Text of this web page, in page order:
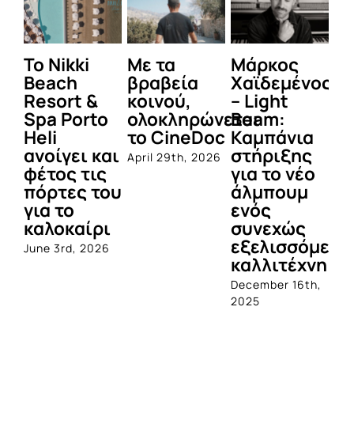
To Nikki
Beach
Resort &
Spa Porto
Heli
ανοίγει και
φέτος τις
πόρτες του
για το
καλοκαίρι
June 3rd, 2026
Με τα
βραβεία
κοινού,
ολοκληρώνεται
το CineDoc
April 29th, 2026
Μάρκος
Χαϊδεμένος
– Light
Beam:
Καμπάνια
στήριξης
για το νέο
άλμπουμ
ενός
συνεχώς
καλλιτέχνη
December 16th,
2025